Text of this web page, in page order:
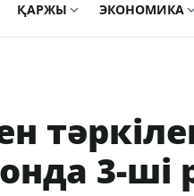
ҚАРЖЫ ЭКОНОМИКА
3-ші